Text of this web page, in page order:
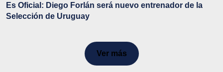
Es Oficial: Diego Forlán será nuevo entrenador de la
Selección de Uruguay
Ver más